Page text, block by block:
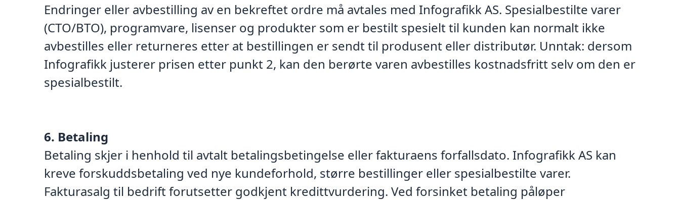
Endringer eller avbestilling av en bekreftet ordre må avtales med Infografikk AS. Spesialbestilte varer
(CTO/BTO), programvare, lisenser og produkter som er bestilt spesielt til kunden kan normalt ikke
avbestilles eller returneres etter at bestillingen er sendt til produsent eller distributør. Unntak: dersom
Infografikk justerer prisen etter punkt 2, kan den berørte varen avbestilles kostnadsfritt selv om den er
spesialbestilt.
6. Betaling
Betaling skjer i henhold til avtalt betalingsbetingelse eller fakturaens forfallsdato. Infografikk AS kan
kreve forskuddsbetaling ved nye kundeforhold, større bestillinger eller spesialbestilte varer.
Fakturasalg til bedrift forutsetter godkjent kredittvurdering. Ved forsinket betaling påløper